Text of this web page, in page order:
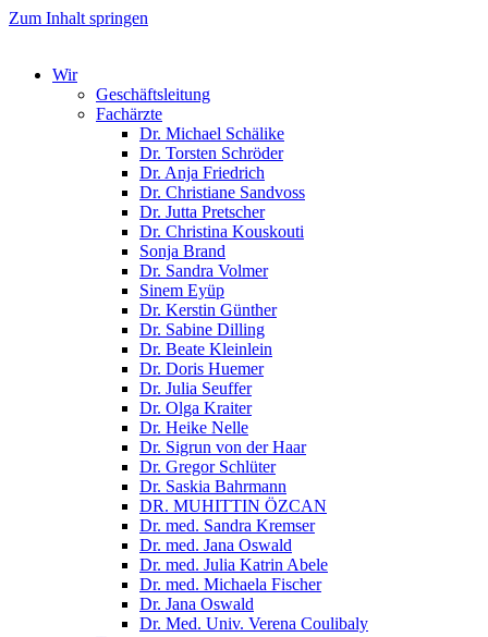
Zum Inhalt springen
Wir
Geschäftsleitung
Fachärzte
Dr. Michael Schälike
Dr. Torsten Schröder
Dr. Anja Friedrich
Dr. Christiane Sandvoss
Dr. Jutta Pretscher
Dr. Christina Kouskouti
Sonja Brand
Dr. Sandra Volmer
Sinem Eyüp
Dr. Kerstin Günther
Dr. Sabine Dilling
Dr. Beate Kleinlein
Dr. Doris Huemer
Dr. Julia Seuffer
Dr. Olga Kraiter
Dr. Heike Nelle
Dr. Sigrun von der Haar
Dr. Gregor Schlüter
Dr. Saskia Bahrmann
DR. MUHITTIN ÖZCAN
Dr. med. Sandra Kremser
Dr. med. Jana Oswald
Dr. med. Julia Katrin Abele
Dr. med. Michaela Fischer
Dr. Jana Oswald
Dr. Med. Univ. Verena Coulibaly